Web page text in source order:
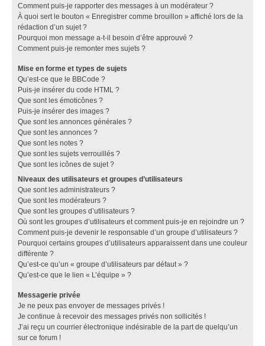
Comment puis-je rapporter des messages à un modérateur ?
À quoi sert le bouton « Enregistrer comme brouillon » affiché lors de la
rédaction d’un sujet ?
Pourquoi mon message a-t-il besoin d’être approuvé ?
Comment puis-je remonter mes sujets ?
Mise en forme et types de sujets
Qu’est-ce que le BBCode ?
Puis-je insérer du code HTML ?
Que sont les émoticônes ?
Puis-je insérer des images ?
Que sont les annonces générales ?
Que sont les annonces ?
Que sont les notes ?
Que sont les sujets verrouillés ?
Que sont les icônes de sujet ?
Niveaux des utilisateurs et groupes d’utilisateurs
Que sont les administrateurs ?
Que sont les modérateurs ?
Que sont les groupes d’utilisateurs ?
Où sont les groupes d’utilisateurs et comment puis-je en rejoindre un ?
Comment puis-je devenir le responsable d’un groupe d’utilisateurs ?
Pourquoi certains groupes d’utilisateurs apparaissent dans une couleur
différente ?
Qu’est-ce qu’un « groupe d’utilisateurs par défaut » ?
Qu’est-ce que le lien « L’équipe » ?
Messagerie privée
Je ne peux pas envoyer de messages privés !
Je continue à recevoir des messages privés non sollicités !
J’ai reçu un courrier électronique indésirable de la part de quelqu’un
sur ce forum !